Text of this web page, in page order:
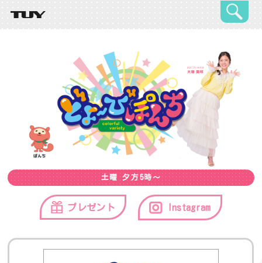
土曜 夕方5時～
プレゼント Instagram